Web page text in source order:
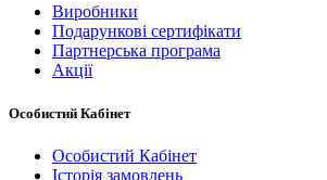
Виробники
Подарункові сертифікати
Партнерська програма
Акції
Особистий Кабінет
Особистий Кабінет
Історія замовлень